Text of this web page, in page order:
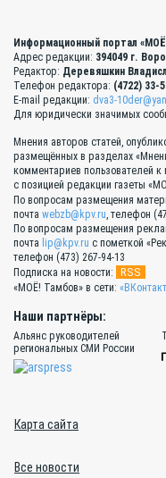
Информационный портал
Адрес редакции: 394049 г.
Редактор: Деревяшкин
Телефон редактора: (4722) 33-
E-mail редакции: dva3-
Для юридически значимых
Мнения авторов статей,
размещённых в разделах
комментариев пользователей к
с позицией редакции газеты
По вопросам размещения
почта webzb@kpv.ru, телефон
По вопросам размещения
почта lip@kpv.ru с пометкой
телефон (473) 267-94-13
Подписка на новости:
RSS
«МОЁ! Тамбов» в сети:
Наши партнёры:
Альянс руководителей
региональных СМИ России
Карта сайта
Все новости